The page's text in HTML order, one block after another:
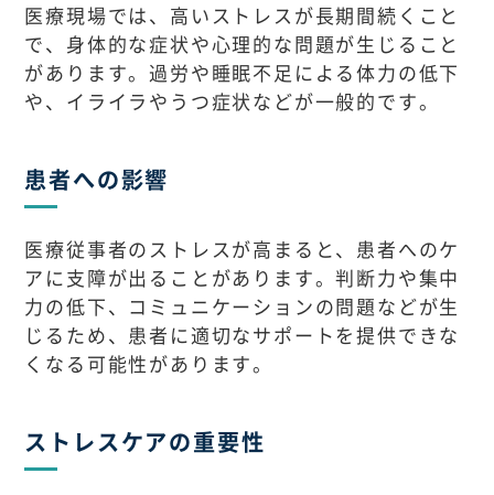
医療現場では、高いストレスが長期間続くこと
で、身体的な症状や心理的な問題が生じること
があります。過労や睡眠不足による体力の低下
や、イライラやうつ症状などが一般的です。
患者への影響
医療従事者のストレスが高まると、患者へのケ
アに支障が出ることがあります。判断力や集中
力の低下、コミュニケーションの問題などが生
じるため、患者に適切なサポートを提供できな
くなる可能性があります。
ストレスケアの重要性